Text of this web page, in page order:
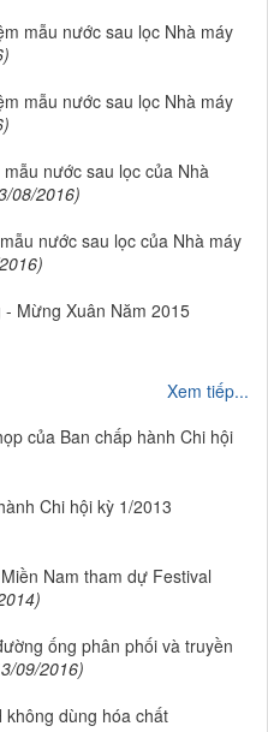
mẫu nước sau lọc Nhà máy
mẫu nước sau lọc Nhà máy
nước sau lọc của Nhà
08/2016)
nước sau lọc của Nhà máy
Mừng Xuân Năm 2015
Xem tiếp...
của Ban chấp hành Chi hội
Chi hội kỳ 1/2013
Nam tham dự Festival
ống phân phối và truyền
09/2016)
dùng hóa chất